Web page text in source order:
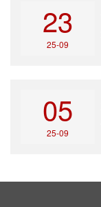
23
25-09
05
25-09